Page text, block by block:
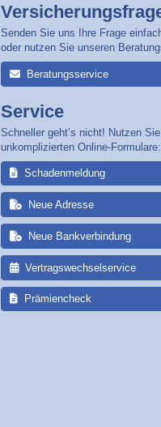
Senden Sie uns Ihre Frage
oder nutzen Sie unseren
Beratungsservice
Service
Schneller geht’s nicht! Nutzen
unkomplizierten Online-Formulare:
Schadenmeldung
Neue Adresse
Neue Bankverbindung
Vertragswechselservice
Prämiencheck